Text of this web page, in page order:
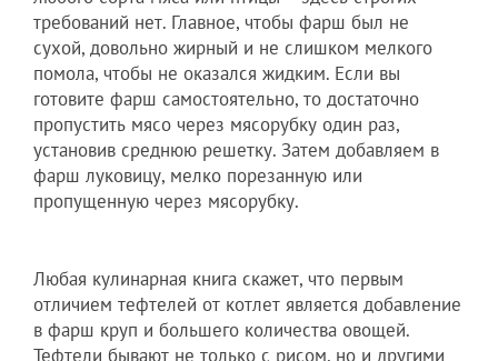
требований нет. Главное, чтобы фарш был не
сухой, довольно жирный и не слишком мелкого
помола, чтобы не оказался жидким. Если вы
готовите фарш самостоятельно, то достаточно
пропустить мясо через мясорубку один раз,
установив среднюю решетку. Затем добавляем в
фарш луковицу, мелко порезанную или
пропущенную через мясорубку.
Любая кулинарная книга скажет, что первым
отличием тефтелей от котлет является добавление
в фарш круп и большего количества овощей.
Тефтели бывают не только с рисом, но и другими